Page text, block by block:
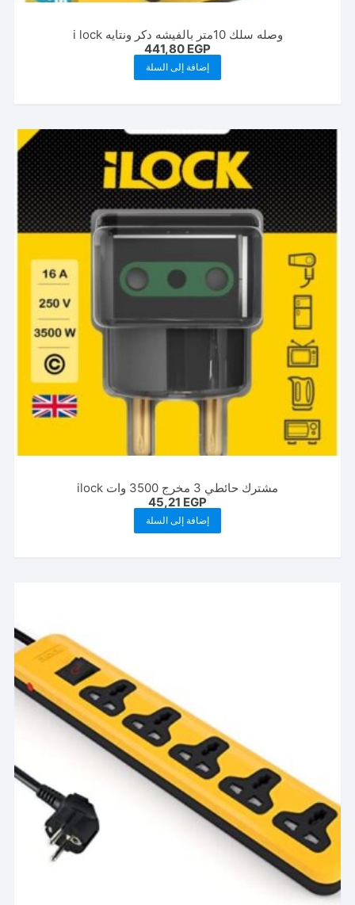
وصله سلك 10متر بالفيشه دكر ونتايه i lock
441,80 EGP
إضافة إلى السلة
مشترك حائطي 3 مخرج 3500 وات ilock
45,21 EGP
إضافة إلى السلة